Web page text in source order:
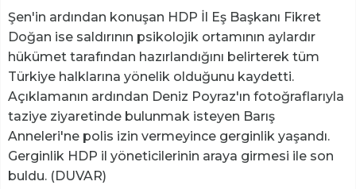
Şen'in ardından konuşan HDP İl Eş Başkanı Fikret
Doğan ise saldırının psikolojik ortamının aylardır
hükümet tarafından hazırlandığını belirterek tüm
Türkiye halklarına yönelik olduğunu kaydetti.
Açıklamanın ardından Deniz Poyraz'ın fotoğraflarıyla
taziye ziyaretinde bulunmak isteyen Barış
Anneleri'ne polis izin vermeyince gerginlik yaşandı.
Gerginlik HDP il yöneticilerinin araya girmesi ile son
buldu. (DUVAR)